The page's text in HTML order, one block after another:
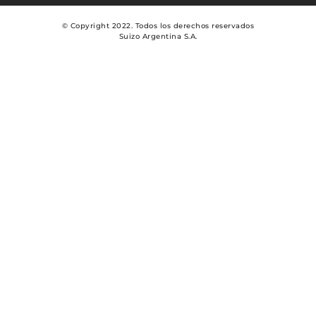
© Copyright 2022. Todos los derechos reservados
Suizo Argentina S.A.